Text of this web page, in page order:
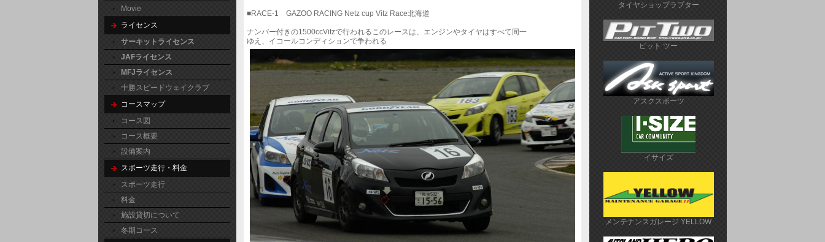
Movie
ライセンス
サーキットライセンス
JAFライセンス
MFJライセンス
十勝スピードウェイクラブ
コースマップ
コース図
コース概要
設備案内
スポーツ走行・料金
スポーツ走行
料金
施設貸切について
冬期コース
■RACE-1 GAZOO RACING Netz cup Vitz Race北海道
ナンバー付きの1500ccVitzで行われるこのレースは、エンジンやタイヤはすべて同一
ゆえ、イコールコンディションで争われる
タイヤショップラプター
ピット ツー
アスクスポーツ
イサイズ
メンテナンスガレージ YELLOW